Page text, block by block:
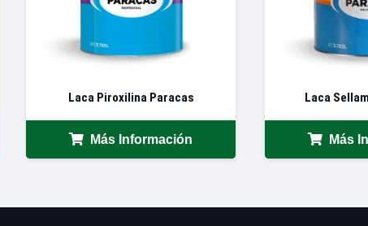
Laca Piroxilina Paracas
Más Información
Laca
Más